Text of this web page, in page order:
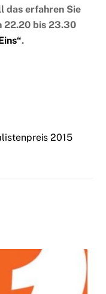
das erfahren Sie
22.20 bis 23.30
.
2015